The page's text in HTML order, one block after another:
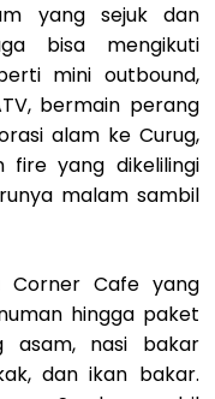
yang sejuk dan
bisa mengikuti
mini outbound,
bermain perang
alam ke Curug,
yang dikelilingi
malam sambil
Corner Cafe yang
hingga paket
asam, nasi bakar
dan ikan bakar.